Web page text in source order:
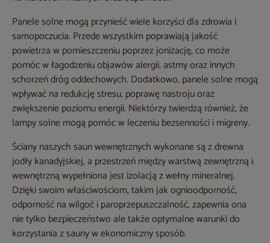
Panele solne mogą przynieść wiele korzyści dla zdrowia i
samopoczucia. Przede wszystkim poprawiają jakość
powietrza w pomieszczeniu poprzez jonizację, co może
pomóc w łagodzeniu objawów alergii, astmy oraz innych
schorzeń dróg oddechowych. Dodatkowo, panele solne mogą
wpływać na redukcję stresu, poprawę nastroju oraz
zwiększenie poziomu energii. Niektórzy twierdzą również, że
lampy solne mogą pomóc w leczeniu bezsenności i migreny.
Ściany naszych saun wewnętrznych wykonane są z drewna
jodły kanadyjskiej, a przestrzeń między warstwą zewnętrzną i
wewnętrzną wypełniona jest izolacją z wełny mineralnej.
Dzięki swoim właściwościom, takim jak ognioodporność,
odporność na wilgoć i paroprzepuszczalność, zapewnia ona
nie tylko bezpieczeństwo ale także optymalne warunki do
korzystania z sauny w ekonomiczny sposób.